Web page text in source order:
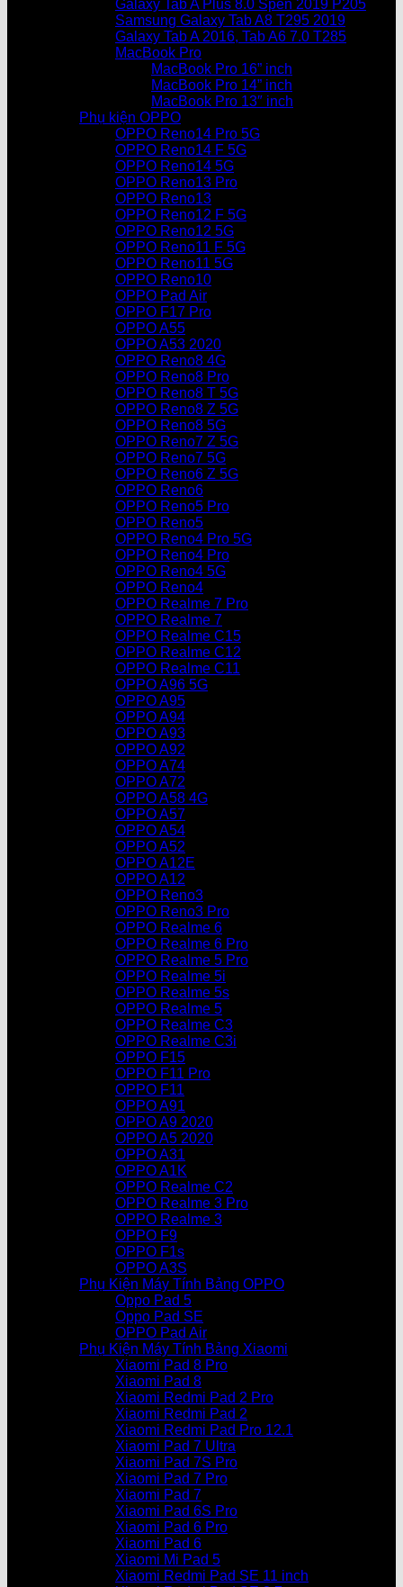
Galaxy Tab A Plus 8.0 Spen 2019 P205
Samsung Galaxy Tab A8 T295 2019
Galaxy Tab A 2016, Tab A6 7.0 T285
MacBook Pro
MacBook Pro 16” inch
MacBook Pro 14” inch
MacBook Pro 13″ inch
Phụ kiện OPPO
OPPO Reno14 Pro 5G
OPPO Reno14 F 5G
OPPO Reno14 5G
OPPO Reno13 Pro
OPPO Reno13
OPPO Reno12 F 5G
OPPO Reno12 5G
OPPO Reno11 F 5G
OPPO Reno11 5G
OPPO Reno10
OPPO Pad Air
OPPO F17 Pro
OPPO A55
OPPO A53 2020
OPPO Reno8 4G
OPPO Reno8 Pro
OPPO Reno8 T 5G
OPPO Reno8 Z 5G
OPPO Reno8 5G
OPPO Reno7 Z 5G
OPPO Reno7 5G
OPPO Reno6 Z 5G
OPPO Reno6
OPPO Reno5 Pro
OPPO Reno5
OPPO Reno4 Pro 5G
OPPO Reno4 Pro
OPPO Reno4 5G
OPPO Reno4
OPPO Realme 7 Pro
OPPO Realme 7
OPPO Realme C15
OPPO Realme C12
OPPO Realme C11
OPPO A96 5G
OPPO A95
OPPO A94
OPPO A93
OPPO A92
OPPO A74
OPPO A72
OPPO A58 4G
OPPO A57
OPPO A54
OPPO A52
OPPO A12E
OPPO A12
OPPO Reno3
OPPO Reno3 Pro
OPPO Realme 6
OPPO Realme 6 Pro
OPPO Realme 5 Pro
OPPO Realme 5i
OPPO Realme 5s
OPPO Realme 5
OPPO Realme C3
OPPO Realme C3i
OPPO F15
OPPO F11 Pro
OPPO F11
OPPO A91
OPPO A9 2020
OPPO A5 2020
OPPO A31
OPPO A1K
OPPO Realme C2
OPPO Realme 3 Pro
OPPO Realme 3
OPPO F9
OPPO F1s
OPPO A3S
Phụ Kiện Máy Tính Bảng OPPO
Oppo Pad 5
Oppo Pad SE
OPPO Pad Air
Phụ Kiện Máy Tính Bảng Xiaomi
Xiaomi Pad 8 Pro
Xiaomi Pad 8
Xiaomi Redmi Pad 2 Pro
Xiaomi Redmi Pad 2
Xiaomi Redmi Pad Pro 12.1
Xiaomi Pad 7 Ultra
Xiaomi Pad 7S Pro
Xiaomi Pad 7 Pro
Xiaomi Pad 7
Xiaomi Pad 6S Pro
Xiaomi Pad 6 Pro
Xiaomi Pad 6
Xiaomi Mi Pad 5
Xiaomi Redmi Pad SE 11 inch